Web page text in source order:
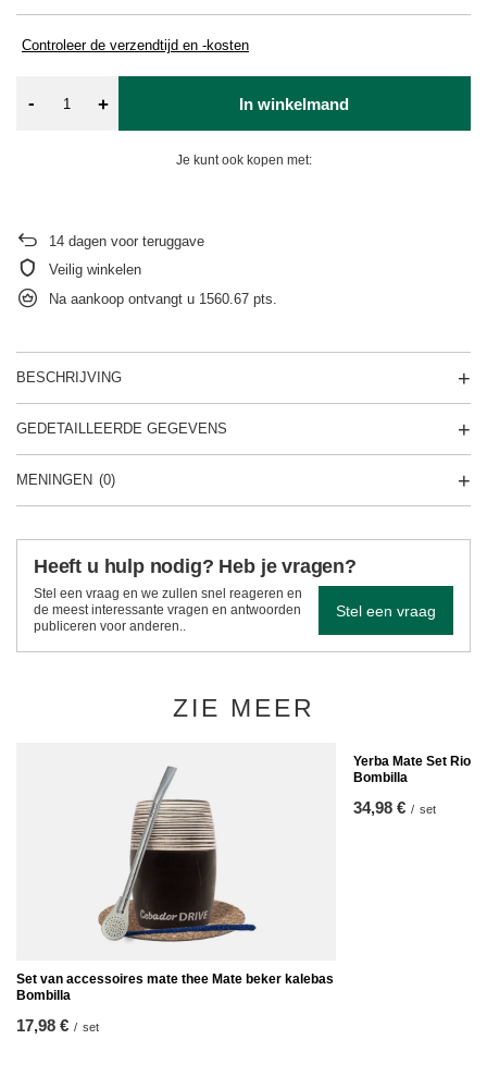
Controleer de verzendtijd en -kosten
- + In winkelmand
Je kunt ook kopen met:
14 dagen voor teruggave
Veilig winkelen
Na aankoop ontvangt u 1560.67 pts.
BESCHRIJVING
GEDETAILLEERDE GEGEVENS
MENINGEN (0)
Heeft u hulp nodig? Heb je vragen?
Stel een vraag en we zullen snel reageren en
de meest interessante vragen en antwoorden
publiceren voor anderen..
Stel een vraag
ZIE MEER
Set van accessoires mate thee Mate beker kalebas
Bombilla
17,98 € / set
Yerba Mate Set Rio
Bombilla
34,98 € / set